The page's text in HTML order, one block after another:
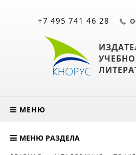
+7 495 741 46 28
МЕНЮ
МЕНЮ РАЗДЕЛА